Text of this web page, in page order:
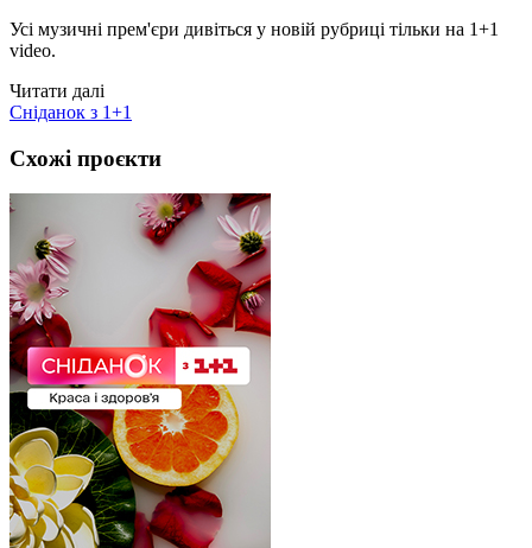
Усі музичні прем'єри дивіться у новій рубриці тільки на 1+1
video.
Читати далі
Сніданок з 1+1
Схожі проєкти